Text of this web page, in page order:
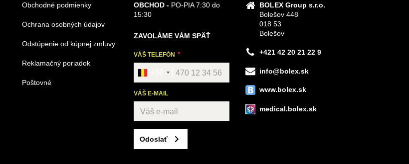
Obchodné podmienky
Ochrana osobných údajov
Odstúpenie od kúpnej zmluvy
Reklamačný poriadok
Poštovné
OBCHOD - PO-PIA 7:30 do
15:30
ZAVOLÁME VÁM SPÄŤ
VÁŠ TELEFÓN
VÁŠ E-MAIL
Odoslať
BOLEX Group s.r.o.
Bolešov 448
018 53
Bolešov
+421 42 20 21 22 9
info@bolex.sk
www.bolex.sk
medical.bolex.sk